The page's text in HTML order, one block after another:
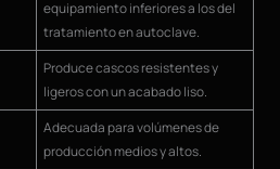
equipamiento inferiores a los del
tratamiento en autoclave.
Produce cascos resistentes y
ligeros con un acabado liso.
Adecuada para volúmenes de
producción medios y altos.